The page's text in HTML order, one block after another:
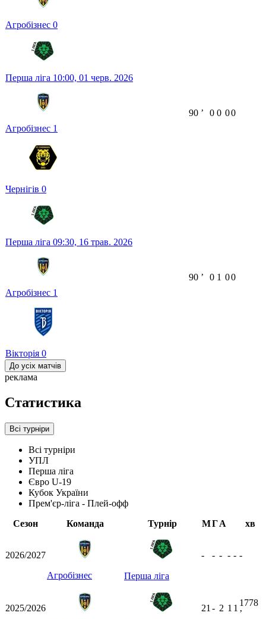
Агробізнес 0
Перша ліга 10:00, 01 черв. 2026
Агробізнес 1
Чернігів 0
90 ʼ 0 0 00
Перша ліга 09:30, 16 трав. 2026
Агробізнес 1
Вікторія 0
90 ʼ 0 1 00
До усіх матчів
реклама
Статистика
Всі турніри
Всі турніри
УПЛ
Перша ліга
Євро U-19
Кубок України
Прем'єр-ліга - Плей-офф
Сезон
Команда Турнір МГА хв
2026/2027
Агробізнес
Перша ліга
- - - - - -
2025/2026
21 - 2 1 1
1778
ʼ